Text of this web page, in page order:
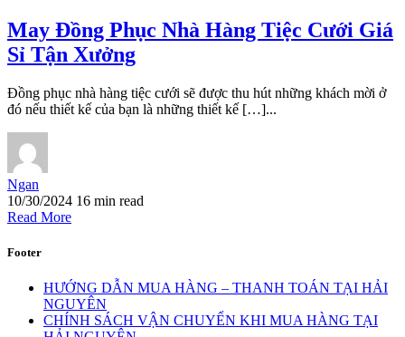
May Đồng Phục Nhà Hàng Tiệc Cưới Giá
Sỉ Tận Xưởng
Đồng phục nhà hàng tiệc cưới sẽ được thu hút những khách mời ở
đó nếu thiết kế của bạn là những thiết kế […]...
Ngan
10/30/2024 16 min read
Read More
Footer
HƯỚNG DẪN MUA HÀNG – THANH TOÁN TẠI HẢI
NGUYÊN
CHÍNH SÁCH VẬN CHUYỂN KHI MUA HÀNG TẠI